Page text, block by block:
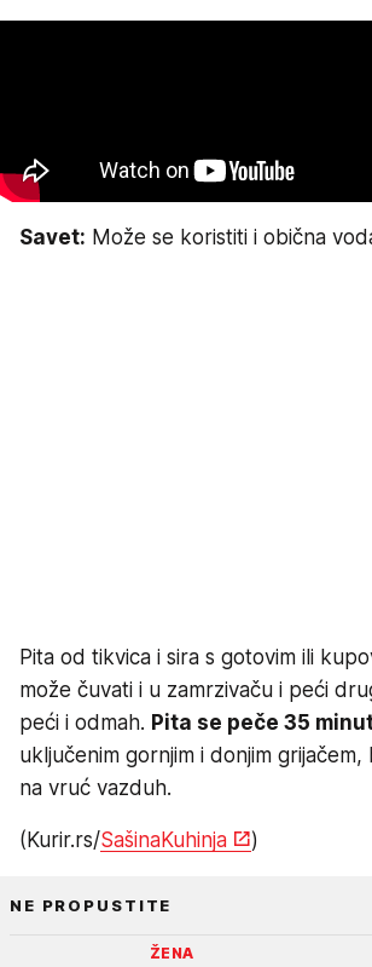
Savet: Može se koristiti i obična
Pita od tikvica i sira s gotovim ili
može čuvati i u zamrzivaču i peći
peći i odmah. Pita se peče 35
uključenim gornjim i donjim
na vruć vazduh.
(Kurir.rs/SašinaKuhinja )
NE PROPUSTITE
ŽENA